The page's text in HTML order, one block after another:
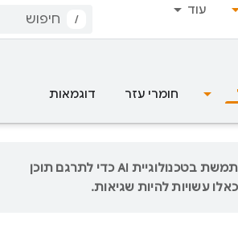
עוד
/
חומרי עזר דוגמאות
‫Google משתמשת בטכנולוגיית AI כדי לתרגם תוכן
עשויות להיות שגיאות.